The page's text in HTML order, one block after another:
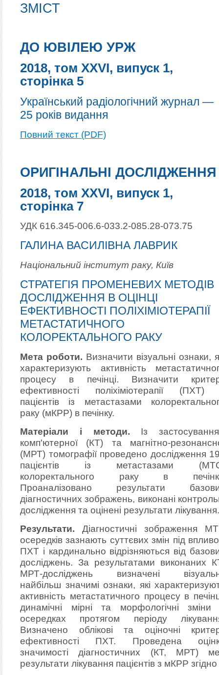
ЗМІСТ
ДО ЮВІЛЕЮ УРЖ
2018, том XXVI, випуск 1,
сторінка 5
Український радіологічний журнал —
25 років видання
Повний текст (PDF)
ОРИГІНАЛЬНІ ДОСЛІДЖЕННЯ
2018, том XXVI, випуск 1,
сторінка 7
УДК 616.345-006.6-033.2-085.28-073.75
ГАЛИНА ВАСИЛІВНА ЛАВРИК
Національний інститут раку, Київ
СТРАТЕГІЯ ПРОМЕНЕВИХ МЕТОДІВ
ДОСЛІДЖЕННЯ В ОЦІНЦІ
ЕФЕКТИВНОСТІ ПОЛІХІМІОТЕРАПІЇ
МЕТАСТАТИЧНОГО
КОЛОРЕКТАЛЬНОГО РАКУ
Мета роботи. Визначити візуальні ознаки,
характеризують активність
процесу в печінці. Визначити
ефективності поліхіміотерапії (ПХТ)
пацієнтів із метастазами
раку (мКРР) в печінку.
Матеріали і методи. Із
комп'ютерної (КТ) та магнітно-
(МРТ) томографії проведено дослідження
пацієнтів із метастазами
колоректального раку в
Проаналізовано результати
діагностичних зображень, виконані
дослідження та оцінені результати лікування.
Результати. Діагностичні зображення
осередків зазнають суттєвих змін під
ПХТ і кардинально відрізняються від
досліджень. За результатами виконаних
МРТ-досліджень визначені
найбільш значимі ознаки, які
активність метастатичного процесу в
динамічні мірні та морфологічні зміни
осередках протягом періоду
Визначено облікові та оціночні
ефективності ПХТ. Проведена
значимості діагностичних (КТ, МРТ)
результати лікування пацієнтів з мКРР